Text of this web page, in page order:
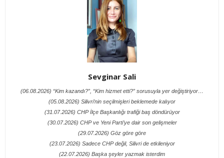
Sevginar Sali
(06.08.2026) “Kim kazandı?”, “Kim hizmet etti?” sorusuyla yer değiştiriyor…
(05.08.2026) Silivri’nin seçilmişleri beklemede kalıyor
(31.07.2026) CHP İlçe Başkanlığı trafiği baş döndürüyor
(30.07.2026) CHP ve Yeni Parti’ye dair son gelişmeler
(29.07.2026) Göz göre göre
(23.07.2026) Sadece CHP değil, Silivri de etkileniyor
(22.07.2026) Başka şeyler yazmak isterdim